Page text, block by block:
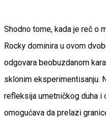
Shodno tome, kada je reč o
Rocky dominira u ovom
odgovara beobuzdanom
sklonim eksperimentisanju.
refleksija umetničkog duha i
omogućava da prelazi